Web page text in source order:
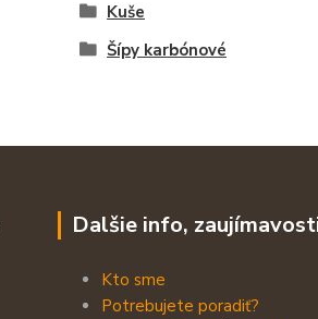
Kuše
Šípy karbónové
Dalšie info,
Kto sme
Potrebujete poradiť?